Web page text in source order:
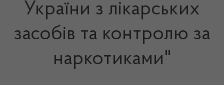
України з лікарських
засобів та контролю за
наркотиками"